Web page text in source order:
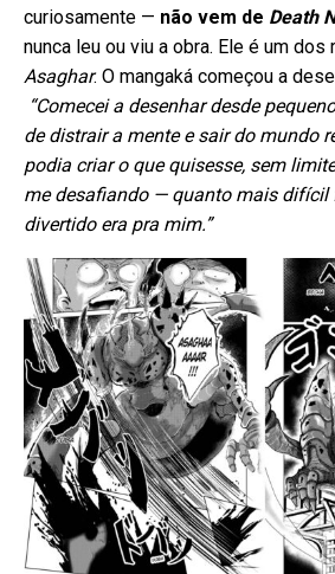
curiosamente — não vem de Death
nunca leu ou viu a obra. Ele é um
Asaghar. O mangaká começou a
“Comecei a desenhar desde
de distrair a mente e sair do mundo
podia criar o que quisesse, sem
me desafiando — quanto mais difícil
divertido era pra mim.”